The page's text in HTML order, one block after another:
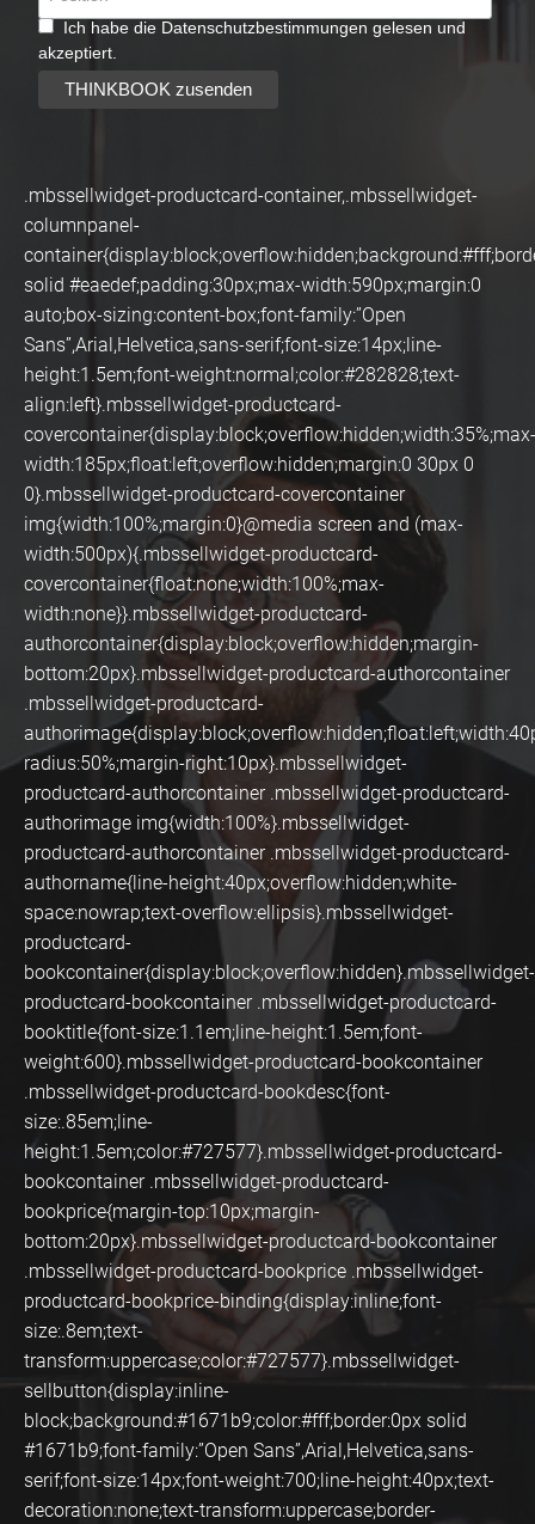
Ich habe die Datenschutzbestimmungen gelesen und
akzeptiert.
.mbssellwidget-productcard-container,.mbssellwidget-
columnpanel-
solid #eaedef;padding:30px;max-width:590px;margin:0
auto;box-sizing:content-box;font-family:”Open
Sans”,Arial,Helvetica,sans-serif;font-size:14px;line-
height:1.5em;font-weight:normal;color:#282828;text-
align:left}.mbssellwidget-productcard-
covercontainer{display:block;overflow:hidden;width:35%;max-
width:185px;float:left;overflow:hidden;margin:0 30px 0
0}.mbssellwidget-productcard-covercontainer
img{width:100%;margin:0}@media screen and (max-
width:500px){.mbssellwidget-productcard-
covercontainer{float:none;width:100%;max-
width:none}}.mbssellwidget-productcard-
authorcontainer{display:block;overflow:hidden;margin-
bottom:20px}.mbssellwidget-productcard-authorcontainer
.mbssellwidget-productcard-
radius:50%;margin-right:10px}.mbssellwidget-
productcard-authorcontainer .mbssellwidget-productcard-
authorimage img{width:100%}.mbssellwidget-
productcard-authorcontainer .mbssellwidget-productcard-
authorname{line-height:40px;overflow:hidden;white-
space:nowrap;text-overflow:ellipsis}.mbssellwidget-
productcard-
bookcontainer{display:block;overflow:hidden}.mbssellwidget-
productcard-bookcontainer .mbssellwidget-productcard-
booktitle{font-size:1.1em;line-height:1.5em;font-
weight:600}.mbssellwidget-productcard-bookcontainer
.mbssellwidget-productcard-bookdesc{font-
size:.85em;line-
height:1.5em;color:#727577}.mbssellwidget-productcard-
bookcontainer .mbssellwidget-productcard-
bookprice{margin-top:10px;margin-
bottom:20px}.mbssellwidget-productcard-bookcontainer
.mbssellwidget-productcard-bookprice .mbssellwidget-
productcard-bookprice-binding{display:inline;font-
size:.8em;text-
transform:uppercase;color:#727577}.mbssellwidget-
sellbutton{display:inline-
block;background:#1671b9;color:#fff;border:0px solid
#1671b9;font-family:”Open Sans”,Arial,Helvetica,sans-
serif;font-size:14px;font-weight:700;line-height:40px;text-
decoration:none;text-transform:uppercase;border-